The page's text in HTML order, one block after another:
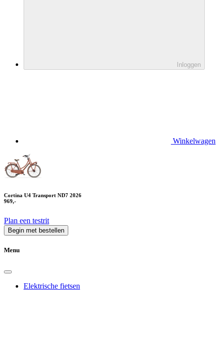
Inloggen
Winkelwagen
Cortina U4 Transport ND7 2026
969,-
Plan een testrit
Begin met bestellen
Menu
Elektrische fietsen